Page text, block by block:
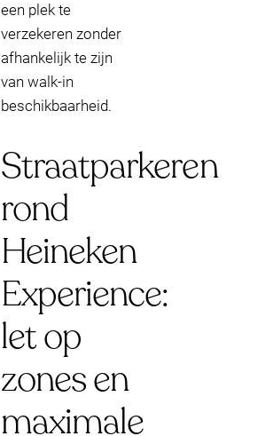
een plek te
verzekeren zonder
afhankelijk te zijn
van walk-in
beschikbaarheid.
Straatparkeren
rond
Heineken
Experience:
let op
zones en
maximale